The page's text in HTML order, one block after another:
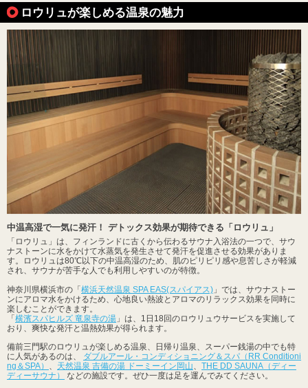
ロウリュが楽しめる温泉の魅力
中温高湿で一気に発汗！ デトックス効果が期待できる「ロウリュ」
「ロウリュ」は、フィンランドに古くから伝わるサウナ入浴法の一つで、サウ
ナストーンに水をかけて水蒸気を発生させて発汗を促進させる効果がありま
す。ロウリュは80℃以下の中温高湿のため、肌のピリピリ感や息苦しさが軽減
され、サウナが苦手な人でも利用しやすいのが特徴。
神奈川県横浜市の「横浜天然温泉 SPA EAS(スパイアス) 」では、サウナストー
ンにアロマ水をかけるため、心地良い熱波とアロマのリラックス効果を同時に
楽しむことができます。
「横濱スパヒルズ 竜泉寺の湯 」は、1日18回のロウリュウサービスを実施して
おり、爽快な発汗と温熱効果が得られます。
備前三門駅のロウリュが楽しめる温泉、日帰り温泉、スーパー銭湯の中でも特
に人気があるのは、 ダブルアール・コンディショニング＆スパ（RR Conditioni
ng＆SPA） 、 天然温泉 吉備の湯 ドーミーイン岡山、 THE DD SAUNA（ディー
ディーサウナ）
などの施設です。ぜひ一度は足を運んでみてください。